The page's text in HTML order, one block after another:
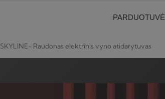
PARDUOTUVĖ
SKYLINE- Raudonas elektrinis vyno atidarytuvas